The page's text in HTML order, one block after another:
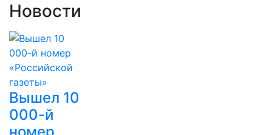
Новости
Вышел 10
000-й